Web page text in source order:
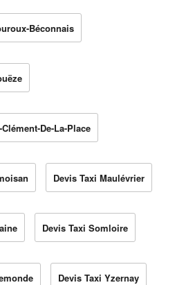
Béconnais
De-La-Place
Devis Taxi Maulévrier
Devis Taxi Somloire
Devis Taxi Yzernay